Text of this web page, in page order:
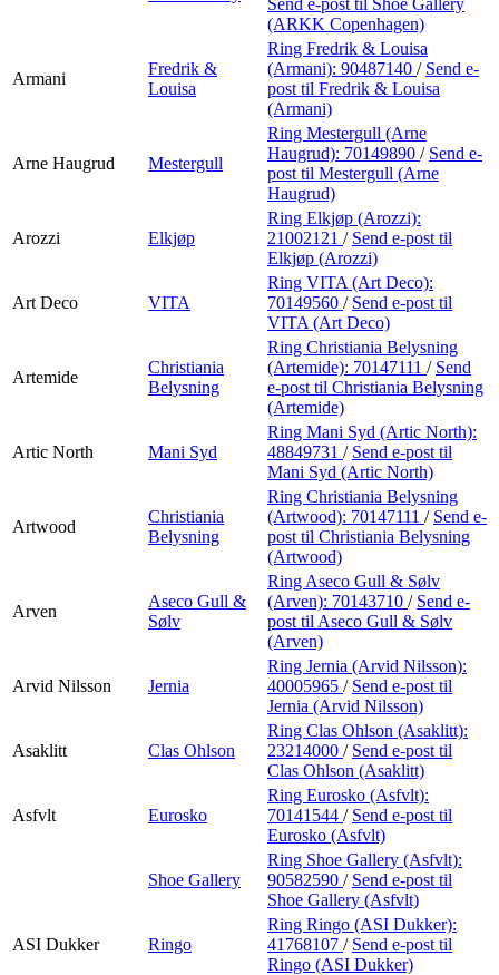
(ARKK Copenhagen)
Armani
Fredrik &
Louisa
Ring Fredrik & Louisa
(Armani): 90487140 / Send e-
post til Fredrik & Louisa
(Armani)
Arne Haugrud Mestergull
Ring Mestergull (Arne
Haugrud): 70149890 / Send e-
post til Mestergull (Arne
Haugrud)
Arozzi Elkjøp
Ring Elkjøp (Arozzi):
21002121 / Send e-post til
Elkjøp (Arozzi)
Art Deco VITA
Ring VITA (Art Deco):
70149560 / Send e-post til
VITA (Art Deco)
Artemide
Christiania
Belysning
Ring Christiania Belysning
(Artemide): 70147111 / Send
e-post til Christiania Belysning
(Artemide)
Artic North Mani Syd
Ring Mani Syd (Artic North):
48849731 / Send e-post til
Mani Syd (Artic North)
Artwood
Christiania
Belysning
Ring Christiania Belysning
(Artwood): 70147111 / Send e-
post til Christiania Belysning
(Artwood)
Arven
Aseco Gull &
Sølv
Ring Aseco Gull & Sølv
(Arven): 70143710 / Send e-
post til Aseco Gull & Sølv
(Arven)
Arvid Nilsson Jernia
Ring Jernia (Arvid Nilsson):
40005965 / Send e-post til
Jernia (Arvid Nilsson)
Asaklitt Clas Ohlson
Ring Clas Ohlson (Asaklitt):
23214000 / Send e-post til
Clas Ohlson (Asaklitt)
Asfvlt Eurosko
Ring Eurosko (Asfvlt):
70141544 / Send e-post til
Eurosko (Asfvlt)
Shoe Gallery
Ring Shoe Gallery (Asfvlt):
90582590 / Send e-post til
Shoe Gallery (Asfvlt)
ASI Dukker Ringo
Ring Ringo (ASI Dukker):
41768107 / Send e-post til
Ringo (ASI Dukker)